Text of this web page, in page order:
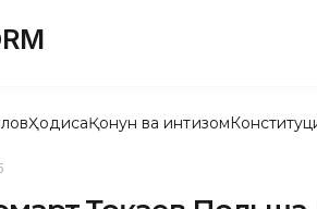
ҲодисаҚонун ва интизом